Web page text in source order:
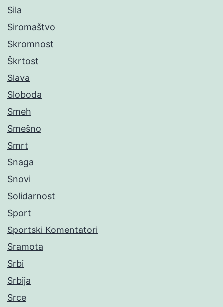
Sila
Siromaštvo
Skromnost
Škrtost
Slava
Sloboda
Smeh
Smešno
Smrt
Snaga
Snovi
Solidarnost
Sport
Sportski Komentatori
Sramota
Srbi
Srbija
Srce